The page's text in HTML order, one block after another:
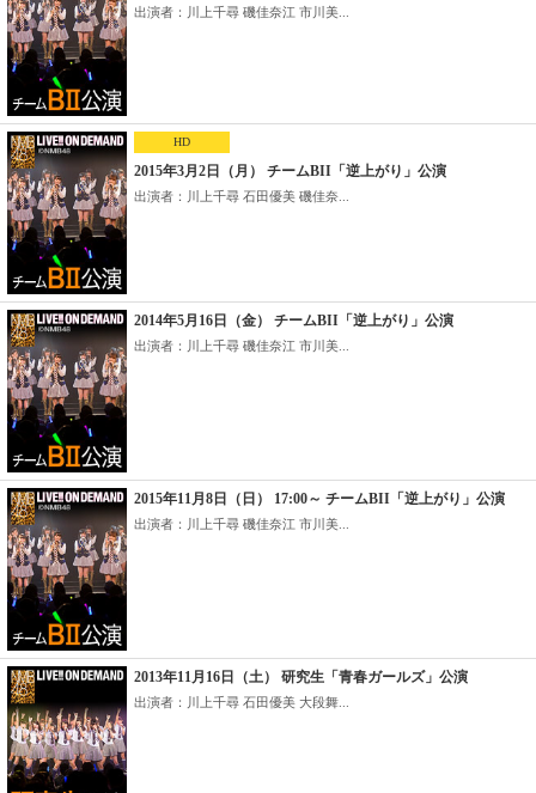
出演者：川上千尋 磯佳奈江 市川美...
HD
2015年3月2日（月） チームBII「逆上がり」公演
出演者：川上千尋 石田優美 磯佳奈...
2014年5月16日（金） チームBII「逆上がり」公演
出演者：川上千尋 磯佳奈江 市川美...
2015年11月8日（日） 17:00～ チームBII「逆上がり」公演
出演者：川上千尋 磯佳奈江 市川美...
2013年11月16日（土） 研究生「青春ガールズ」公演
出演者：川上千尋 石田優美 大段舞...